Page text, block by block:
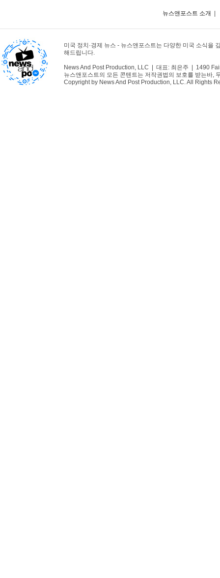
뉴스앤포스트 소개
미국 정치·경제 뉴스 - 뉴스앤포스트는 다양한 미국 소식을
해드립니다.
News And Post Production, LLC | 대표: 최은주 | 1490
뉴스앤포스트의 모든 콘텐트는 저작권법의 보호를 받는바,
Copyright by News And Post Production, LLC. All Rights